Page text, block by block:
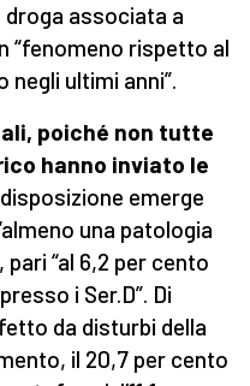
droga associata a
“fenomeno rispetto al
negli ultimi anni”.
poiché non tutte
hanno inviato le
emerge
una patologia
“al 6,2 per cento
i Ser.D”. Di
da disturbi della
il 20,7 per cento